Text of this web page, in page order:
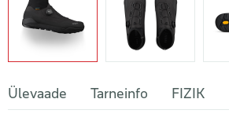
Ülevaade Tarneinfo FIZIK